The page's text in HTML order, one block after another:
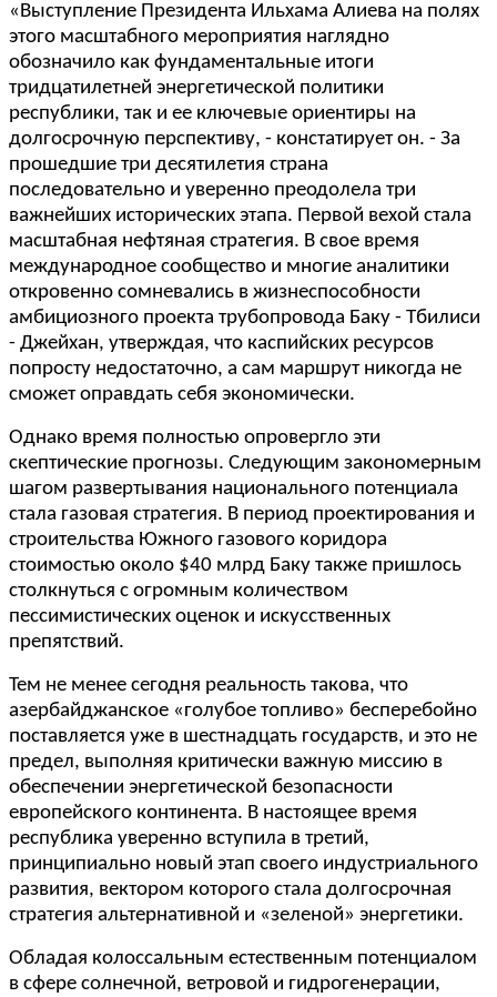
«Выступление Президента Ильхама Алиева на полях
этого масштабного мероприятия наглядно
обозначило как фундаментальные итоги
тридцатилетней энергетической политики
республики, так и ее ключевые ориентиры на
долгосрочную перспективу, - констатирует он. - За
прошедшие три десятилетия страна
последовательно и уверенно преодолела три
важнейших исторических этапа. Первой вехой стала
масштабная нефтяная стратегия. В свое время
международное сообщество и многие аналитики
откровенно сомневались в жизнеспособности
амбициозного проекта трубопровода Баку - Тбилиси
- Джейхан, утверждая, что каспийских ресурсов
попросту недостаточно, а сам маршрут никогда не
сможет оправдать себя экономически.
Однако время полностью опровергло эти
скептические прогнозы. Следующим закономерным
шагом развертывания национального потенциала
стала газовая стратегия. В период проектирования и
строительства Южного газового коридора
стоимостью около $40 млрд Баку также пришлось
столкнуться с огромным количеством
пессимистических оценок и искусственных
препятствий.
Тем не менее сегодня реальность такова, что
азербайджанское «голубое топливо» бесперебойно
поставляется уже в шестнадцать государств, и это не
предел, выполняя критически важную миссию в
обеспечении энергетической безопасности
европейского континента. В настоящее время
республика уверенно вступила в третий,
принципиально новый этап своего индустриального
развития, вектором которого стала долгосрочная
стратегия альтернативной и «зеленой» энергетики.
Обладая колоссальным естественным потенциалом
в сфере солнечной, ветровой и гидрогенерации,